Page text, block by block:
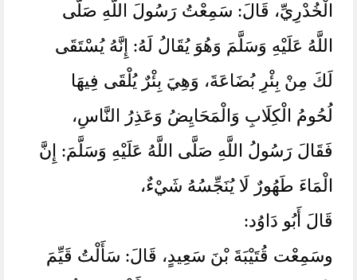
الْخُدْرِيِّ، ‏‏‏‏‏‏قَالَ:‏‏‏‏ سَمِعْتُ رَسُولَ اللَّهِ صَلَّى
اللَّهُ عَلَيْهِ وَسَلَّمَ وَهُوَ يُقَالُ لَهُ:‏‏‏‏ إِنَّهُ يُسْتَقَى
لَكَ مِنْ بِئْرِ بُضَاعَةَ، ‏‏‏‏‏‏وَهِيَ بِئْرٌ يُلْقَى فِيهَا
لُحُومُ الْكِلَابِ وَالْمَحَايِضُ وَعَذِرُ النَّاسِ،
‏‏‏‏‏‏فَقَالَ رَسُولُ اللَّهِ صَلَّى اللَّهُ عَلَيْهِ وَسَلَّمَ:‏‏‏‏ إِنَّ
الْمَاءَ طَهُورٌ لَا يُنَجِّسُهُ شَيْءٌ، ‏‏‏‏‏‏
قَالَ أَبُو دَاوُد:‏‏‏‏
وسَمِعْت قُتَيْبَةَ بْنَ سَعِيدٍ، ‏‏‏‏‏‏قَالَ:‏‏‏‏ سَأَلْتُ قَيِّمَ